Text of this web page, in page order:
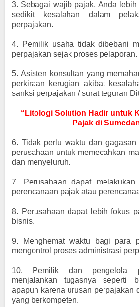
3. Sebagai wajib pajak, Anda
sedikit kesalahan dalam
perpajakan.
4.
Pemilik usaha tidak dibebani
perpajakan sejak proses pelaporan.
5. Asisten konsultan yang
perkiraan kerugian akibat
sanksi perpajakan / surat teguran
“Litologi Solution Hadir untuk
Pajak di
6. Tidak perlu waktu dan gagasan
perusahaan untuk memecahkan
dan menyeluruh.
7.
Perusahaan dapat
perencanaan pajak atau
8. Perusahaan dapat lebih fokus
bisnis.
9.
Menghemat waktu bagi para
mengontrol proses administrasi
10.
Pemilik dan pengelola
menjalankan tugasnya seperti
apapun karena urusan perpajakan
yang berkompeten.